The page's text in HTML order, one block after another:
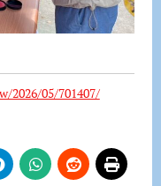
2026/05/701407/